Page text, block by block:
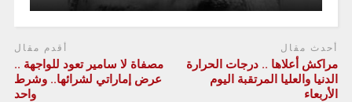
أحدث مقال
مراكش أعلاها .. درجات الحرارة
الدنيا والعليا المرتقبة اليوم
الأربعاء
أقدم مقال
مصفاة لا سامير تعود للواجهة ..
عرض إماراتي لشرائها.. وشرط
واحد